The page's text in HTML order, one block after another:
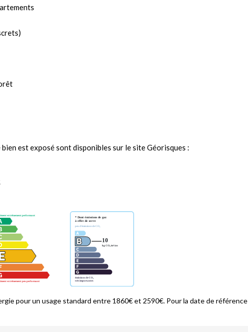
est exposé sont disponibles sur le site Géorisques :
pour un usage standard entre 1860€ et 2590€. Pour la date de référence